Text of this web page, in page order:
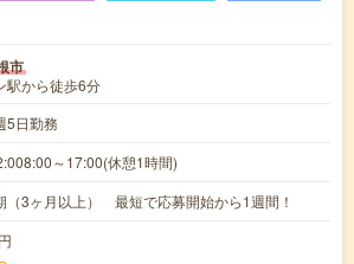
市
駅から徒歩6分
5日勤務
～17:00(休憩1時間)
（3ヶ月以上） 最短で応募開始から1週間！